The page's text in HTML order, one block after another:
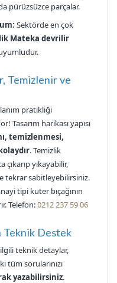
pürüzsüzce parçalar.
Sektörde en çok
Mateka devrilir
Temizlenir ve
pratikliği
harikası yapısı
temizlenmesi,
. Temizlik
çıkarıp yıkayabilir,
tekrar sabitleyebilirsiniz.
tipi kuter bıçağının
Telefon:0212 237 59 06
Teknik Destek
ilgili teknik detaylar,
sorularınızı
yazabilirsiniz.